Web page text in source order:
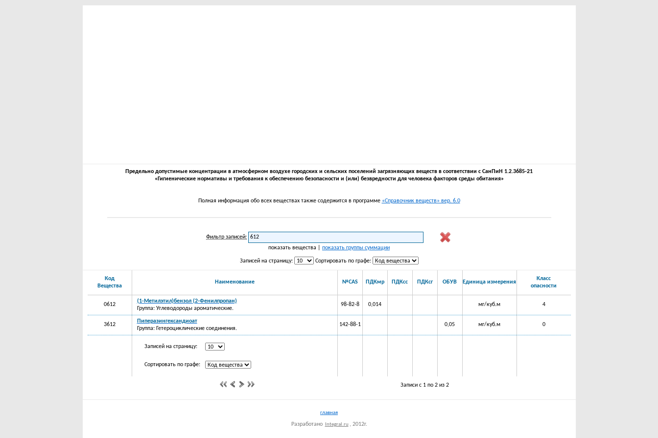
Предельно допустимые концентрации в атмосферном воздухе городских и сельских поселений загрязняющих веществ в соответствии с СанПиН 1.2.3685-21
«Гигиенические нормативы и требования к обеспечению безопасности и (или) безвредности для человека факторов среды обитания»
Полная информация обо всех веществах также содержится в программе «Справочник веществ» вер. 6.0
Фильтр записей:
показать вещества | показать группы суммации
Записей на страницу: Сортировать по графе:
Код
Вещества
Наименование №CAS ПДКмр ПДКсс ПДКсг ОБУВ Единица измерения
Класс
опасности
0612
(1-Метилэтил)бензол (2-Фенилпропан)
Группа: Углеводороды ароматические.
98-82-8 0,014 мг/куб.м 4
3612
Пиперазингександиоат
Группа: Гетероциклические соединения.
142-88-1 0,05 мг/куб.м 0
Записей на страницу:
Сортировать по графе:
Записи с 1 по 2 из 2
главная
Разработано Integral.ru , 2012г.